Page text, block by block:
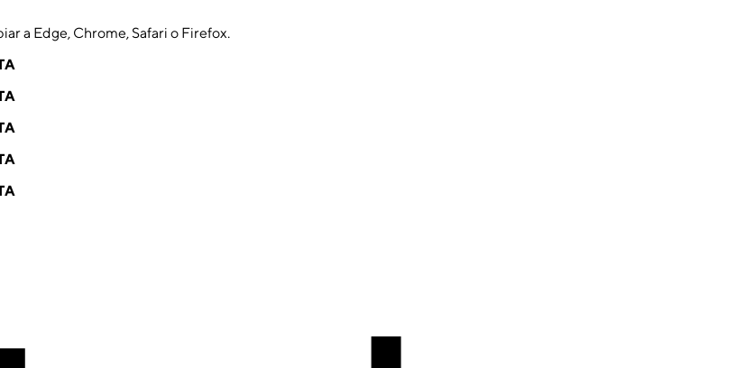
a Edge, Chrome, Safari o Firefox.